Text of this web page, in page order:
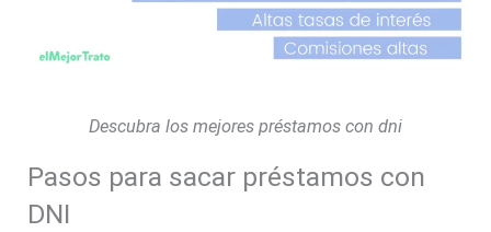
Descubra los mejores préstamos con dni
Pasos para sacar préstamos con
DNI